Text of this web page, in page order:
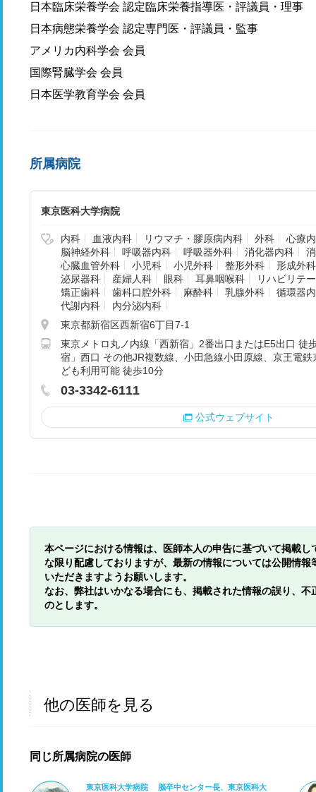
日本臨床栄養学会 認定臨床栄養指導医・評議員・理事
日本病態栄養学会 認定専門医・評議員・監事
アメリカ内科学会 会員
国際腎臓学会 会員
日本医学教育学会 会員
所属病院
東京医科大学病院
内科 血液内科 リウマチ・膠原病内科 外科
心療
脳神経外科
呼吸器内科 呼吸器外科 消化器内科
心臓血管外科
小児科 小児外科 整形外科
形成外科
泌尿器科
産婦人科 眼科 耳鼻咽喉科
リハビリテ
矯正歯科
歯科口腔外科 麻酔科 乳腺外科
循環器
代謝内科
内分泌内科
東京都新宿区西新宿6丁目7-1
東京メトロ丸ノ内線「西新宿」2番出口またはE5出口 徒
宿」西口 その他JR複数線、小田急線小田原線、京王電
ども利用可能 徒歩10分
03-3342-6111
公式ウェブサイト
本ページにおける情報は、医師本人の申告に基づいて掲載
な限り配慮しておりますが、最新の情報については公開情
いただきますようお願いします。
なお、弊社はいかなる場合にも、掲載された情報の誤り、
のとします。
他の医師を見る
同じ所属病院の医師
東京医科大学病院 脳卒中センター長、東京医科大